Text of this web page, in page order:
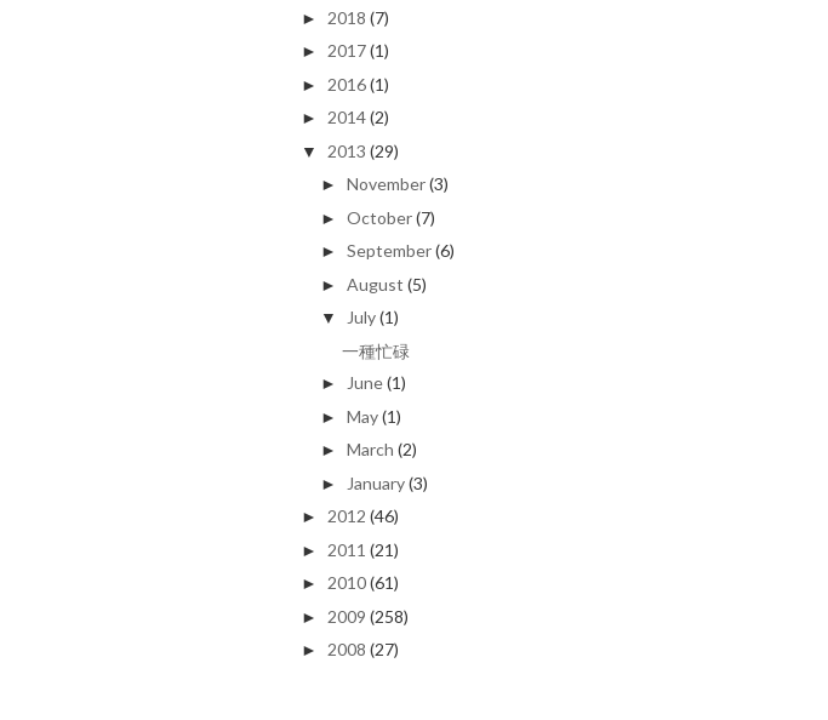
► 2018 (7)
► 2017 (1)
► 2016 (1)
► 2014 (2)
▼ 2013 (29)
►November(3)
►October(7)
►September(6)
►August (5)
▼ July(1)
一種忙碌
► June(1)
►May(1)
►March (2)
► January(3)
► 2012 (46)
► 2011 (21)
► 2010 (61)
► 2009 (258)
► 2008 (27)